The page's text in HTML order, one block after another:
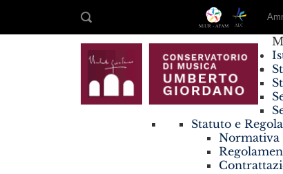
Statuto e
Normativa